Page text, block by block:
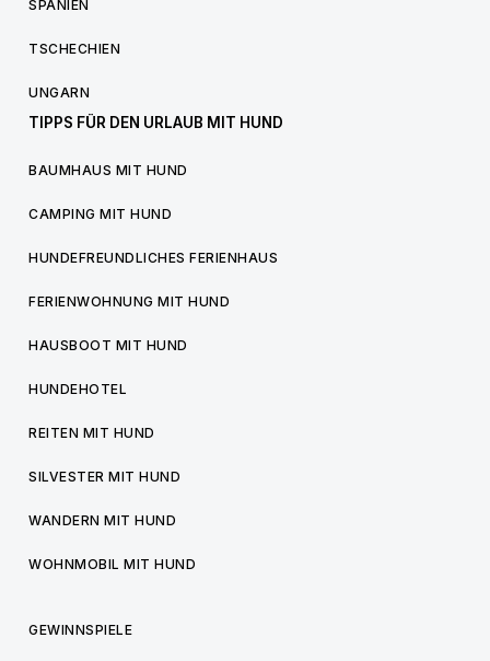
SPANIEN
TSCHECHIEN
UNGARN
TIPPS FÜR DEN URLAUB MIT HUND
BAUMHAUS MIT HUND
CAMPING MIT HUND
HUNDEFREUNDLICHES FERIENHAUS
FERIENWOHNUNG MIT HUND
HAUSBOOT MIT HUND
HUNDEHOTEL
REITEN MIT HUND
SILVESTER MIT HUND
WANDERN MIT HUND
WOHNMOBIL MIT HUND
GEWINNSPIELE